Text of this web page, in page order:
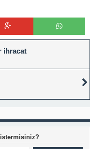
ihracat
istermisiniz?